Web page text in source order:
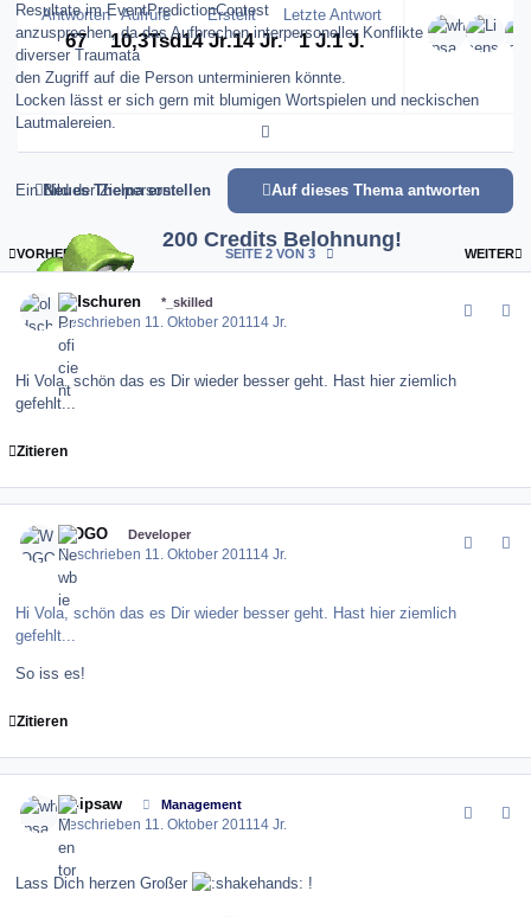
Resultate im EventPredictionContest
anzusprechen, da das Aufbrechen interpersoneller Konflikte infolge
diverser Traumata
den Zugriff auf die Person unterminieren könnte.
Locken lässt er sich gern mit blumigen Wortspielen und neckischen
Lautmalereien.
Ein Bild der Zielperson:
200 Credits Belohnung!
PS: Wir brauchen ihn lebend!
Antworten
67
Aufrufe
10,3Tsd
Erstellt
14 Jr.14 Jr.
Letzte Antwort
1 J.1 J.
Expand topic overview
Neues Thema erstellen Auf dieses Thema antworten
ERSTE SEITE
VORHERIGE WEITER
SEITE 2 VON 3
oldschuren *_skilled
Geschrieben 11. Oktober 2011 14 Jr.
Hi Vola, schön das es Dir wieder besser geht. Hast hier ziemlich
gefehlt...
Zitieren
WOGO Developer
Geschrieben 11. Oktober 2011 14 Jr.
Hi Vola, schön das es Dir wieder besser geht. Hast hier ziemlich
gefehlt...
So iss es!
Zitieren
whipsaw Management
Geschrieben 11. Oktober 2011 14 Jr.
Lass Dich herzen Großer !